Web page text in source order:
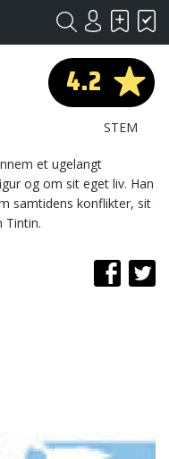
4.2
STEM
et ugelangt
og om sit eget liv. Han
samtidens konflikter, sit
Tintin.